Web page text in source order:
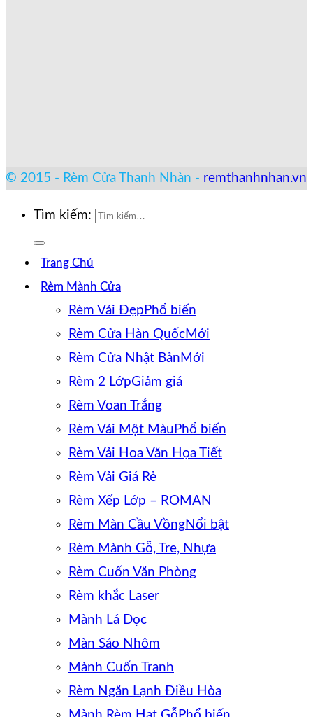
© 2015 - Rèm Cửa Thanh Nhàn - remthanhnhan.vn
Tìm kiếm:
Trang Chủ
Rèm Mành Cửa
Rèm Vải Đẹp
Rèm Cửa Hàn Quốc
Rèm Cửa Nhật Bản
Rèm 2 Lớp
Rèm Voan Trắng
Rèm Vải Một Màu
Rèm Vải Hoa Văn Họa Tiết
Rèm Vải Giá Rẻ
Rèm Xếp Lớp – ROMAN
Rèm Màn Cầu Vồng
Rèm Mành Gỗ, Tre, Nhựa
Rèm Cuốn Văn Phòng
Rèm khắc Laser
Mành Lá Dọc
Màn Sáo Nhôm
Mành Cuốn Tranh
Rèm Ngăn Lạnh Điều Hòa